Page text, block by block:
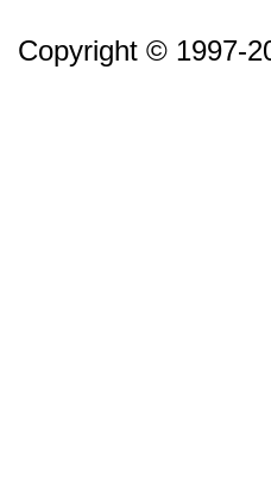
Copyright © 1997-